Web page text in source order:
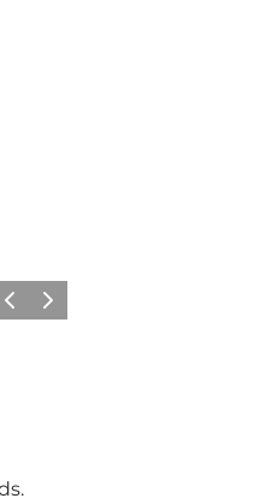
Previous
Next